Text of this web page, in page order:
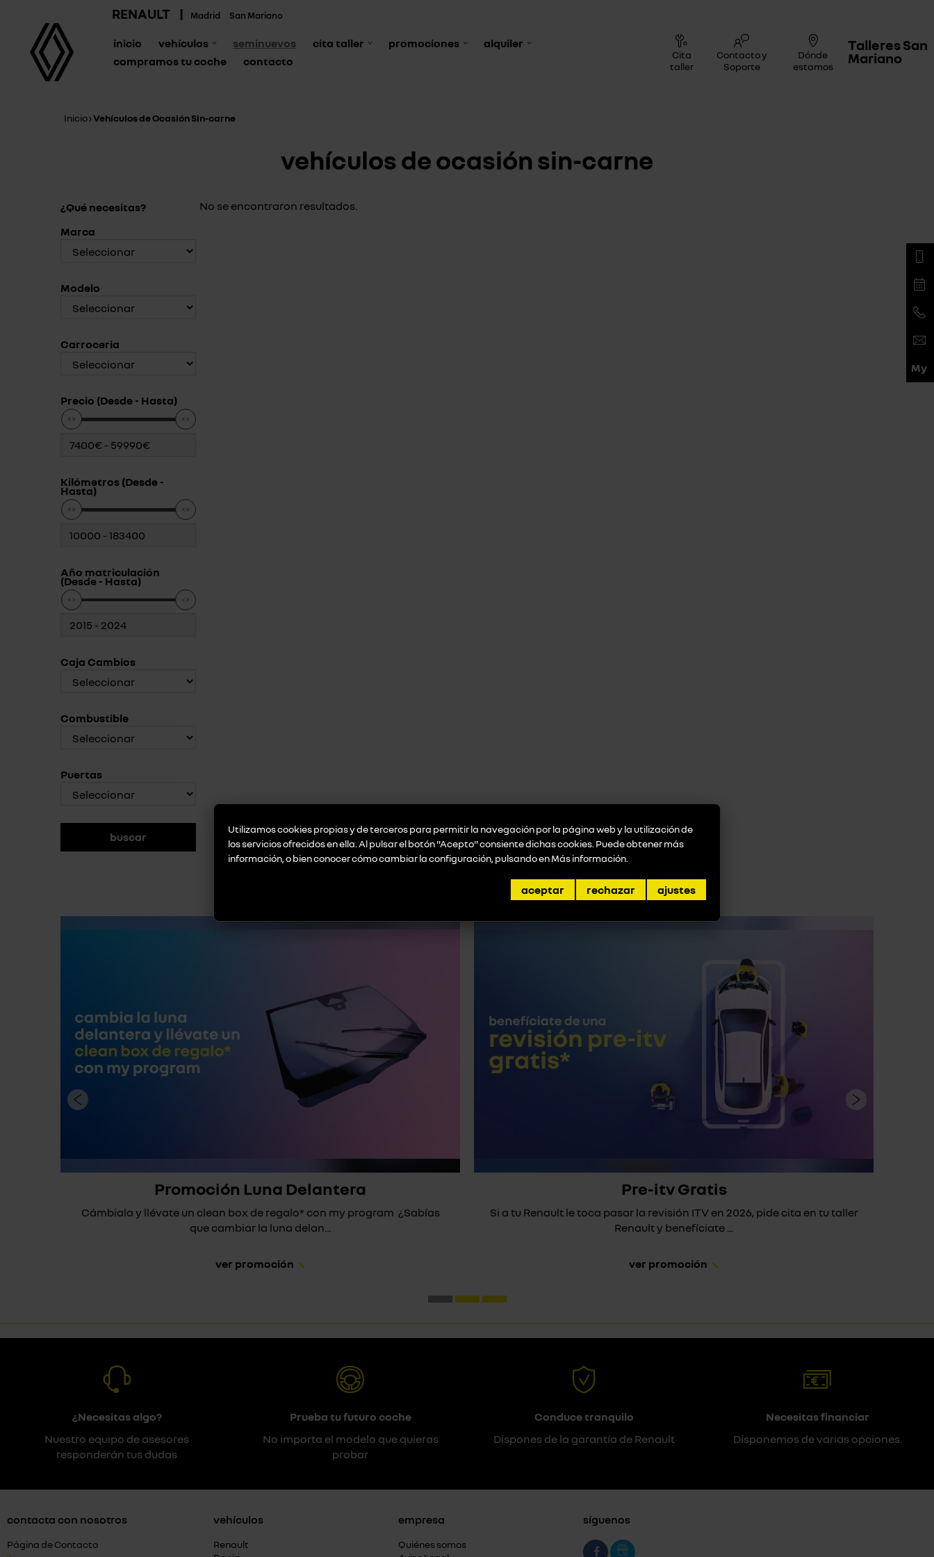
RENAULT | Madrid San Mariano
inicio vehículos seminuevos cita taller promociones
alquiler
compramos tu coche
contacto
Cita
taller
Contacto y
Soporte
Dónde
estamos
Talleres San
Mariano
Inicio›Vehículos de Ocasión Sin-carne
vehículos de ocasión sin-carne
¿Qué necesitas?
Marca
Modelo
Carroceria
Precio (Desde - Hasta)
Kilómetros (Desde -
Hasta)
Año matriculación
(Desde - Hasta)
Caja Cambios
Combustible
Puertas
No se encontraron resultados.
promociones destacadas
Promoción Luna Delantera
Cámbiala y llévate un clean box de regalo* con my program ¿Sabías
que cambiar la luna delan...
ver promoción
Pre-itv Gratis
Si a tu Renault le toca pasar la revisión ITV en 2026, pide cita en tu taller
Renault y benefíciate ...
ver promoción
Utilizamos cookies propias y de terceros para permitir la navegación por la página web y la utilización de
los servicios ofrecidos en ella. Al pulsar el botón "Acepto" consiente dichas cookies. Puede obtener más
información, o bien conocer cómo cambiar la configuración, pulsando enMás información
aceptar rechazar ajustes
¿Necesitas algo?
Nuestro equipo de asesores
responderán tus dudas
Prueba tu futuro coche
No importa el modelo que quieras
probar
Conduce tranquilo
Dispones de la garantía de Renault
Necesitas financiar
Disponemos de varias opciones.
contacta con nosotros
Página de Contacto
vehículos
Renault
empresa
Quiénes somos
síguenos